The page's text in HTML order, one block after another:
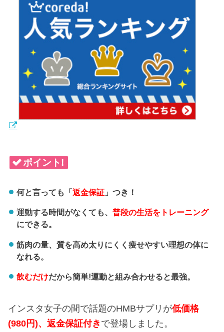
ポイント!
何と言っても「返金保証」つき！
運動する時間がなくても、 普段の生活をトレーニング
にできる。
筋肉の量、質を高め太りにくく痩せやすい理想の体に
なれる。
飲むだけだから簡単!運動と組み合わせると最強。
インスタ女子の間で話題のHMBサプリが低価格
(980円)、返金保証付き で登場しました。